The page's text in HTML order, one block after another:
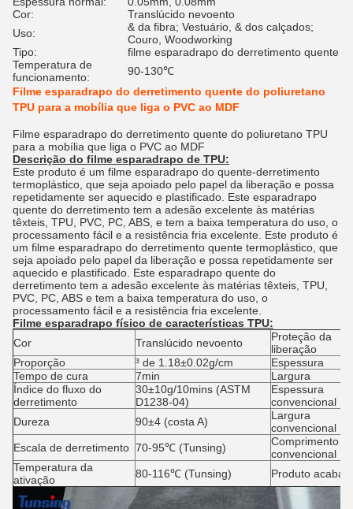
Cor:
Translúcido nevoento
Uso:
& da fibra; Vestuário, & dos calçados;
Couro, Woodworking
Tipo:
filme esparadrapo do derretimento quente
Temperatura de
funcionamento:
90-130℃
Filme esparadrapo do derretimento quente do poliuretano
TPU para a mobília que liga o PVC ao MDF
Filme esparadrapo do derretimento quente do poliuretano TPU
para a mobília que liga o PVC ao MDF
Descrição do filme esparadrapo de TPU:
Este produto é um filme esparadrapo do quente-derretimento
termoplástico, que seja apoiado pelo papel da liberação e possa
repetidamente ser aquecido e plastificado. Este esparadrapo
quente do derretimento tem a adesão excelente às matérias
têxteis, TPU, PVC, PC, ABS, e tem a baixa temperatura do uso, o
processamento fácil e a resistência fria excelente. Este produto é
um filme esparadrapo do derretimento quente termoplástico, que
seja apoiado pelo papel da liberação e possa repetidamente ser
aquecido e plastificado. Este esparadrapo quente do
derretimento tem a adesão excelente às matérias têxteis, TPU,
PVC, PC, ABS e tem a baixa temperatura do uso, o
processamento fácil e a resistência fria excelente.
Filme esparadrapo físico de características TPU:
Cor
Translúcido nevoento
Proteção da
liberação
Proporção
³ de 1.18±0.02g/cm
Espessura
Tempo de cura
7min
Largura
Índice do fluxo do
derretimento
30±10g/10mins (ASTM
D1238-04)
Espessura
convencional
Dureza
90±4 (costa A)
Largura
convencional
Escala de derretimento 70-95℃ (Tunsing)
Comprimento
convencional
Temperatura da
ativação
80-116℃ (Tunsing) Produto